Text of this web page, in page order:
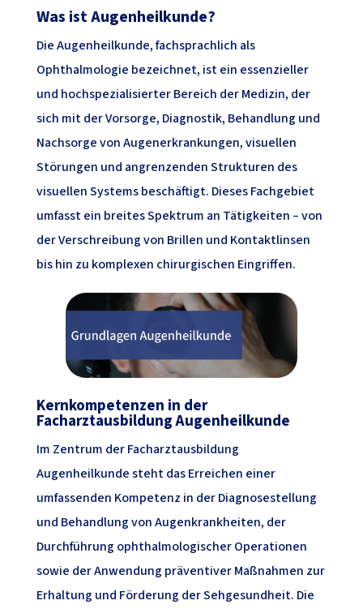
Was ist Augenheilkunde?
Die Augenheilkunde, fachsprachlich als
Ophthalmologie bezeichnet, ist ein essenzieller
und hochspezialisierter Bereich der Medizin, der
sich mit der Vorsorge, Diagnostik, Behandlung und
Nachsorge von Augenerkrankungen, visuellen
Störungen und angrenzenden Strukturen des
visuellen Systems beschäftigt. Dieses Fachgebiet
umfasst ein breites Spektrum an Tätigkeiten – von
der Verschreibung von Brillen und Kontaktlinsen
bis hin zu komplexen chirurgischen Eingriffen.
Kernkompetenzen in der
Facharztausbildung Augenheilkunde
Im Zentrum der Facharztausbildung
Augenheilkunde steht das Erreichen einer
umfassenden Kompetenz in der Diagnosestellung
und Behandlung von Augenkrankheiten, der
Durchführung ophthalmologischer Operationen
sowie der Anwendung präventiver Maßnahmen zur
Erhaltung und Förderung der Sehgesundheit. Die